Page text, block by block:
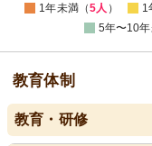
1年未満（5人 ） 1
5年〜10
教育体制
教育・研修